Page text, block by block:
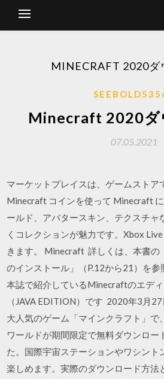
MINECRAFT 2020ダ
Minecraft 2020ダ
07.05.2021
マーケットプレイスは、ゲームストア
Minecraft コインを使って Minecraft
ールド、アバタースキン、テクスチャ
くコレクションが魅力です。Xbox
きます。 Minecraft 詳しくは、本書の
のインストール」（P.12から21）を参
本誌で紹介しているMinecraftのエデ
（JAVA EDITION）です 2020年3月
大人気のゲーム「マインクラフト」で
ワールドが期間限定で無料ダウンロー
た。国際宇宙ステーションやワシント
楽しめます。実際のダウンロード方